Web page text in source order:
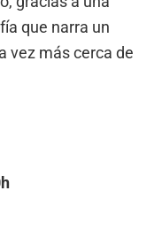
que narra un
vez más cerca de